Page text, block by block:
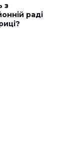
з
раді